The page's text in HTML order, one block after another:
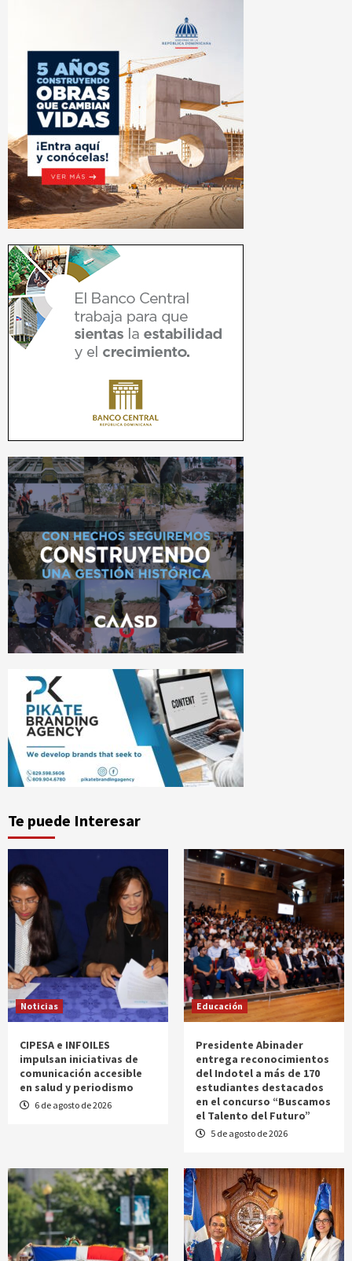
Te puede Interesar
Noticias
CIPESA e INFOILES
impulsan iniciativas de
comunicación accesible
en salud y periodismo
6 de agosto de 2026
Educación
Presidente Abinader
entrega reconocimientos
del Indotel a más de 170
estudiantes destacados
en el concurso “Buscamos
el Talento del Futuro”
5 de agosto de 2026